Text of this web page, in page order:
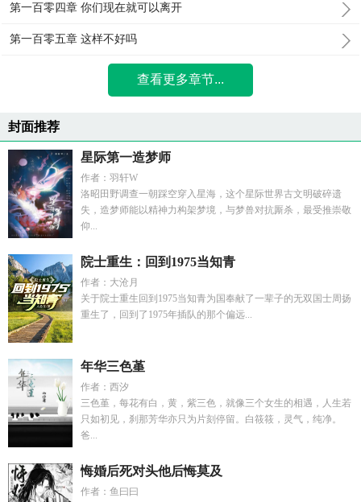
第一百零四章 你们现在就可以离开
第一百零五章 这样不好吗
查看更多章节...
封面推荐
星际第一造梦师
作者：羽轩W
洛昭田野调查一朝踩空穿入星海，这个星际世界古文明破碎遗
失，造梦师能以精神力构架梦境，与梦兽对抗厮杀，最受推崇敬
仰...
院士重生：回到1975当知青
作者：大沧月
关于院士重生回到1975当知青为国奉献了一辈子的无双国士周扬
重生了，回到了1975年插队的那个偏远...
年华三色堇
作者：西汐
三色堇，每花有白，黄，紫三色，就像三个女生的相遇，人生若
只如初见，刹那芳华亦只为片刻停留。白筱筱，灵气，纯净。
爸...
悔婚后死对头他后悔莫及
作者：鱼曰曰